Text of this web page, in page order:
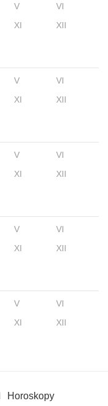
V
VI
XI XII
V
VI
XI XII
V
VI
XI XII
V
VI
XI XII
V
VI
XI XII
Horoskopy